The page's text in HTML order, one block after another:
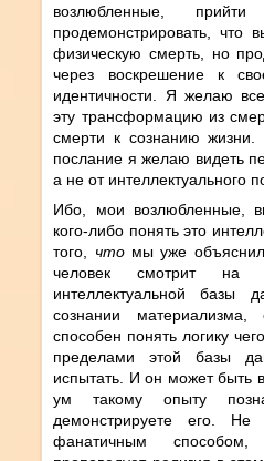
возлюбленные,
продемонстрировать, что
физическую смерть, но
через воскрешение к
идентичности. Я желаю
эту трансформацию из
смерти к сознанию
послание я желаю видеть
а не от интеллектуального
Ибо, мои возлюбленные,
кого-либо понять это
того, чтомы уже
человек смотрит на
интеллектуальной базы
сознании
способен понять логику
пределами этой базы
испытать. И он может быть
ум такому опыту
демонстрируете его. Не
фанатичным